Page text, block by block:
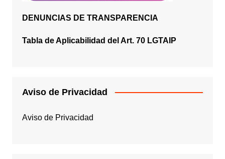
DENUNCIAS DE TRANSPARENCIA
Tabla de Aplicabilidad del Art. 70 LGTAIP
Aviso de Privacidad
Aviso de Privacidad